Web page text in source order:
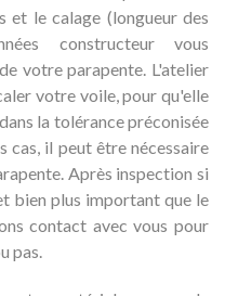
et le calage (longueur des
constructeur vous
votre parapente. L'atelier
votre voile, pour qu'elle
la tolérance préconisée
cas, il peut être nécessaire
Après inspection si
bien plus important que le
contact avec vous pour
pas.